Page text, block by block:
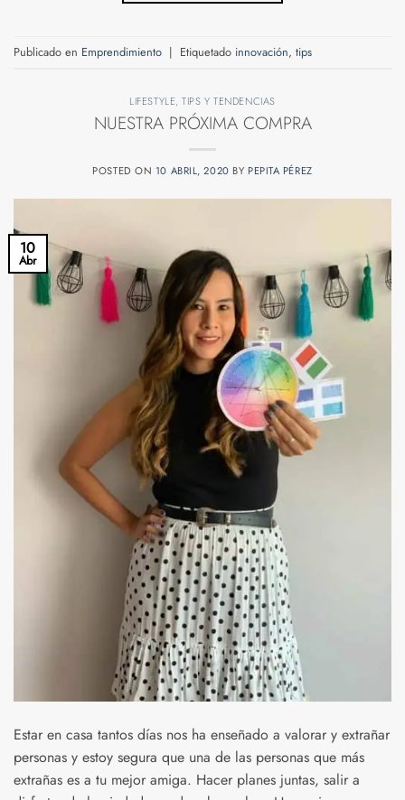
Publicado en Emprendimiento | Etiquetado innovación, tips
LIFESTYLE,TIPS Y TENDENCIAS
NUESTRA PRÓXIMA COMPRA
POSTED ON 10 ABRIL, 2020 BY PEPITA PÉREZ
10
Abr
Estar en casa tantos días nos ha enseñado a valorar y extrañar
personas y estoy segura que una de las personas que más
extrañas es a tu mejor amiga. Hacer planes juntas, salir a